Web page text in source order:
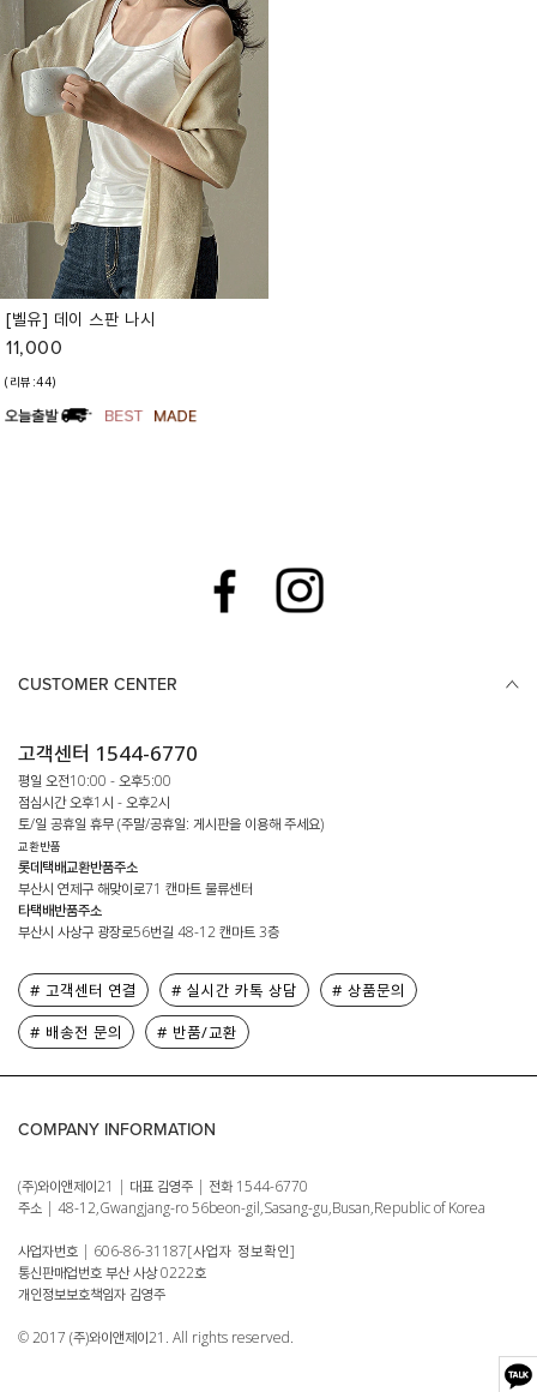
[벨유] 데이 스판 나시
11,000
(리뷰:44)
CUSTOMER CENTER
고객센터 1544-6770
평일 오전10:00 - 오후5:00
점심시간 오후1시 - 오후2시
토/일 공휴일 휴무 (주말/공휴일: 게시판을 이용해 주세요)
교환반품
롯데택배교환반품주소
부산시 연제구 해맞이로71 캔마트 물류센터
타택배반품주소
부산시 사상구 광장로56번길 48-12 캔마트 3층
# 고객센터 연결 # 실시간 카톡 상담
# 상품문의
# 배송전 문의
# 반품/교환
COMPANY INFORMATION
(주)와이앤제이21 | 대표 김영주 | 전화 1544-6770
주소 | 48-12,Gwangjang-ro 56beon-gil,Sasang-gu,Busan,Republic of Korea
사업자번호 | 606-86-31187[사업자 정보확인]
통신판매업번호 부산 사상 0222호
개인정보보호책임자 김영주
© 2017 (주)와이앤제이21. All rights reserved.